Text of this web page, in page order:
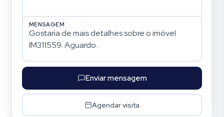
MENSAGEM
Enviar mensagem
Agendar visita